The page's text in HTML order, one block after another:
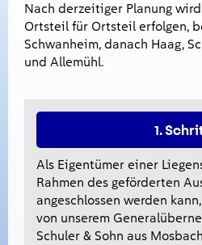
Nach derzeitiger Planung
Ortsteil für Ortsteil erfolgen,
Schwanheim, danach Haag,
und Allemühl.
1.
Als Eigentümer einer
Rahmen des geförderten
angeschlossen werden
von unserem
Schuler & Sohn aus